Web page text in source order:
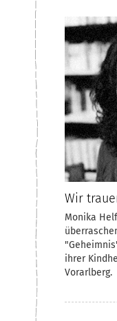
Wir
Monika
ihrer
Vorarlberg.